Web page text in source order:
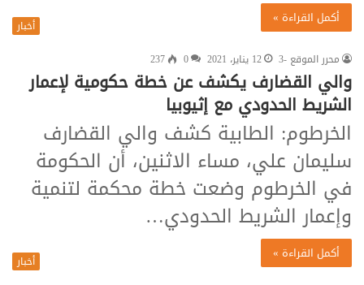
أكمل القراءة »
أخبار
محرر الموقع -3
12 يناير، 2021 0
237
والي القضارف يكشف عن خطة حكومية لإعمار
الشريط الحدودي مع إثيوبيا
الخرطوم: الطابية كشف والي القضارف
سليمان علي، مساء الاثنين، أن الحكومة
في الخرطوم وضعت خطة محكمة لتنمية
وإعمار الشريط الحدودي…
أكمل القراءة »
أخبار